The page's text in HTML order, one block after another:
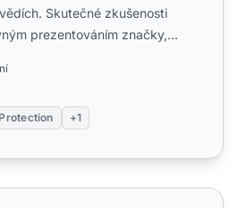
Skutečné zkušenosti
prezentováním značky,
+1
vaší značky ve výsledcích AI